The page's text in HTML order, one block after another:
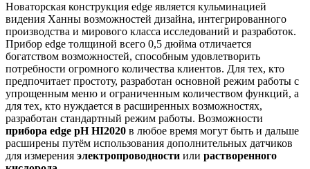
Новаторская конструкция edge является кульминацией
видения Ханны возможностей дизайна, интегрированного
производства и мирового класса исследований и разработок.
Прибор edge толщиной всего 0,5 дюйма отличается
богатством возможностей, способным удовлетворить
потребности огромного количества клиентов. Для тех, кто
предпочитает простоту, разработан основной режим работы с
упрощенным меню и ограниченным количеством функций, а
для тех, кто нуждается в расширенных возможностях,
разработан стандартный режим работы. Возможности
прибора edge рН HI2020 в любое время могут быть и дальше
расширены путём использования дополнительных датчиков
для измерения электропроводности или растворенного